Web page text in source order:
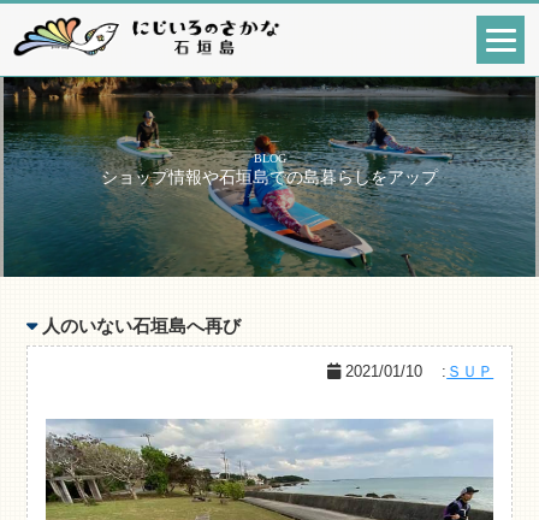
BLOG
ショップ情報や石垣島での島暮らしをアップ
人のいない石垣島へ再び
2021/01/10 : ＳＵＰ